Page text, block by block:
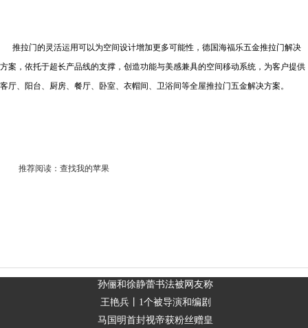
推拉门的灵活运用可以为空间设计增加更多可能性，德国海福乐五金推拉门解决
方案，依托于超长产品线的支撑，创造功能与美感兼具的空间移动系统，为客户提供
客厅、阳台、厨房、餐厅、卧室、衣帽间、卫浴间等全屋推拉门五金解决方案。
推荐阅读： 查找我的苹果
孙俪和徐静蕾书法被网友称
王艳兵丨1个被导演和编剧
马国明首封视帝获粉丝赠皇